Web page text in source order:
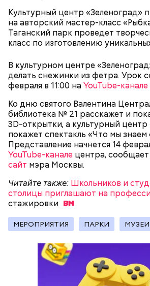
Культурный центр «Зеленоград»
на авторский мастер-класс
Таганский парк проведет
класс по изготовлению
В культурном центре
делать снежинки из фетра. Урок
февраля в 11:00 наYouTube-канале
Ко дню святого Валентина
библиотека № 21 расскажет и
3D-открытки, а культурный центр
покажет спектакль «Что мы знаем
Представление начнется 14
YouTube-канале центра,
сайт мэра Москвы.
Читайте также: Школьников и
столицы приглашают на
стажировки
МЕРОПРИЯТИЯ ПАРКИ МУЗЕИ
Читайте также: Более 100
выпало в Москве с начала зимы
Самый «глобальный» и
Фото: Андрей Любимов / АГН «Москва»
этим вокзалом связана
рассказывает Коробко.